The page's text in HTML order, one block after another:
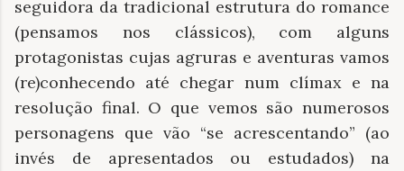
seguidora da tradicional estrutura do romance
(pensamos nos clássicos), com alguns
protagonistas cujas agruras e aventuras vamos
(re)conhecendo até chegar num clímax e na
resolução final. O que vemos são numerosos
personagens que vão “se acrescentando” (ao
invés de apresentados ou estudados) na